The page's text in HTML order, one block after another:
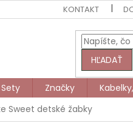
KONTAKT
HĽADAŤ
Sety Značky
Sweet detské žabky